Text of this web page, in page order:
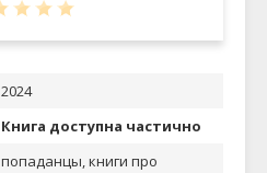
2024
Книга доступна частично
попаданцы, книги про